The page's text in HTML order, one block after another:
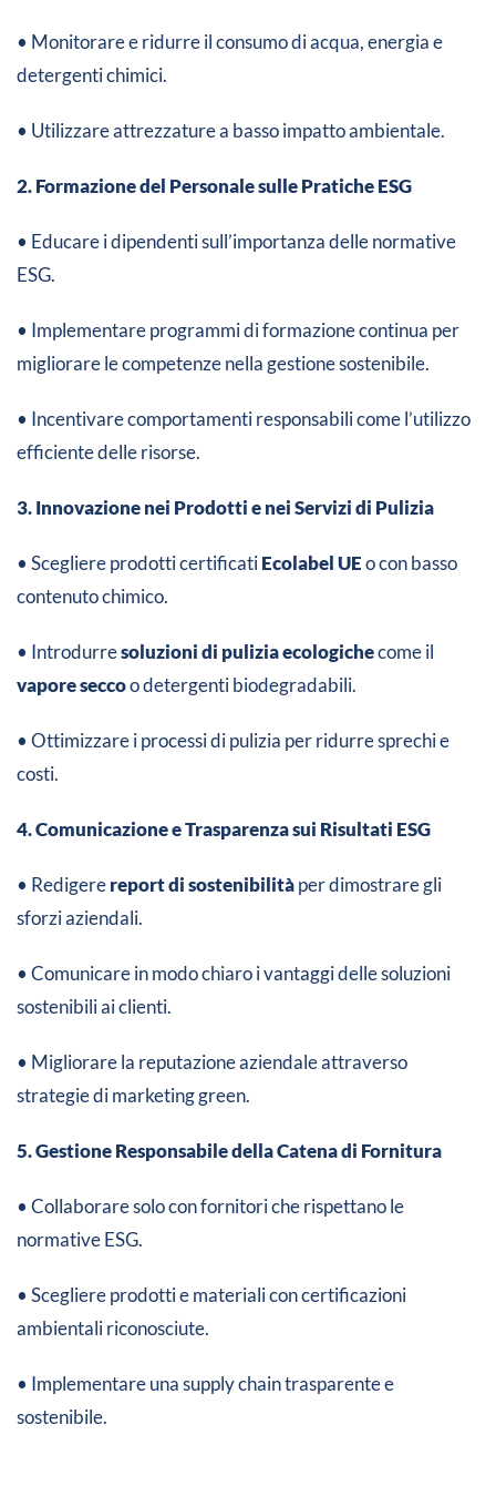
• Monitorare e ridurre il consumo di acqua, energia e
detergenti chimici.
• Utilizzare attrezzature a basso impatto ambientale.
2. Formazione del Personale sulle Pratiche ESG
• Educare i dipendenti sull’importanza delle normative
ESG.
• Implementare programmi di formazione continua per
migliorare le competenze nella gestione sostenibile.
• Incentivare comportamenti responsabili come l’utilizzo
efficiente delle risorse.
3. Innovazione nei Prodotti e nei Servizi di Pulizia
• Scegliere prodotti certificatiEcolabel UEo con basso
contenuto chimico.
• Introdurresoluzioni di pulizia ecologichecome il
vapore seccoo detergenti biodegradabili.
• Ottimizzare i processi di pulizia per ridurre sprechi e
costi.
4. Comunicazione e Trasparenza sui Risultati ESG
• Redigerereport di sostenibilitàper dimostrare gli
sforzi aziendali.
• Comunicare in modo chiaro i vantaggi delle soluzioni
sostenibili ai clienti.
• Migliorare la reputazione aziendale attraverso
strategie di marketing green.
5. Gestione Responsabile della Catena di Fornitura
• Collaborare solo con fornitori che rispettano le
normative ESG.
• Scegliere prodotti e materiali con certificazioni
ambientali riconosciute.
• Implementare una supply chain trasparente e
sostenibile.